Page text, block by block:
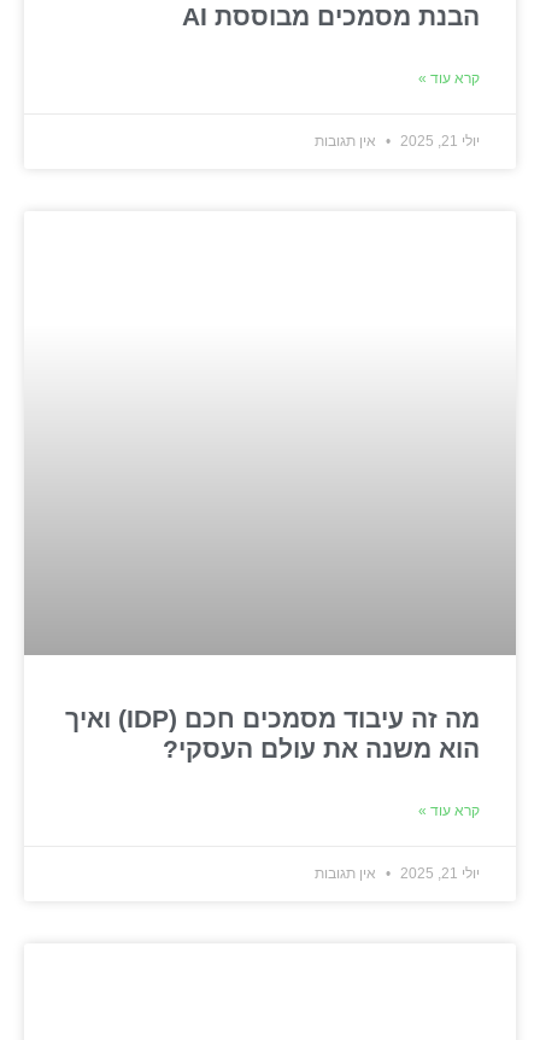
הבנת מסמכים מבוססת AI
קרא עוד »
יולי 21, 2025 אין תגובות
מה זה עיבוד מסמכים חכם (IDP) ואיך
הוא משנה את עולם העסקי?
קרא עוד »
יולי 21, 2025 אין תגובות